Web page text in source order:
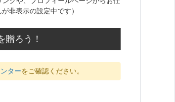
非表示の設定中です）
贈ろう！
ターをご確認ください。